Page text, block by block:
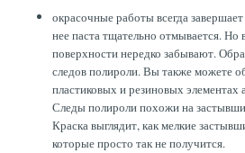
окрасочные работы всегда
нее паста тщательно отмывается. Но
поверхности нередко забывают.
следов полироли. Вы также можете
пластиковых и резиновых элементах
Следы полироли похожи на
Краска выглядит, как мелкие
которые просто так не получится.